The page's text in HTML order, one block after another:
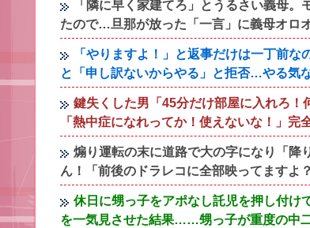
「隣に早く家建てろ」とうるさい義母
たので…旦那が放った「一言」に義母オロ
「やりますよ！」と返事だけは一丁前
と「申し訳ないからやる」と拒否…やる気
鍵失くした男「45分だけ部屋に入れろ
「熱中症になれってか！使えないな！」完
煽り運転の末に道路で大の字になり「降
ん！「前後のドラレコに全部映ってますよ
休日に甥っ子をアポなし託児を押し付け
を一気見させた結果……甥っ子が重度の中